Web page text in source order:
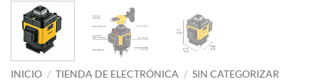
INICIO / TIENDA DE ELECTRÓNICA / SIN CATEGORIZAR